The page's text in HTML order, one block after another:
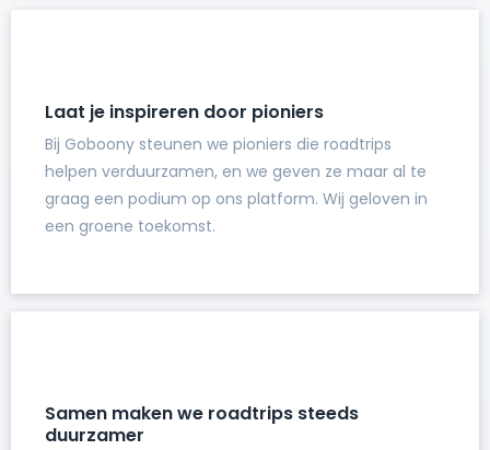
Laat je inspireren door pioniers
Bij Goboony steunen we pioniers die roadtrips
helpen verduurzamen, en we geven ze maar al te
graag een podium op ons platform. Wij geloven in
een groene toekomst.
Samen maken we roadtrips steeds
duurzamer